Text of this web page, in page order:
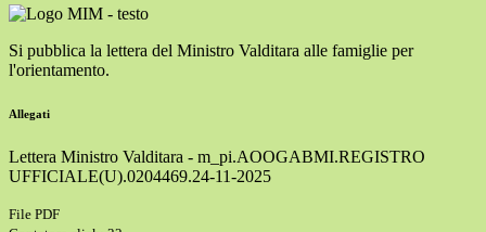
Si pubblica la lettera del Ministro Valditara alle famiglie per
l'orientamento.
Allegati
Lettera Ministro Valditara - m_pi.AOOGABMI.REGISTRO
UFFICIALE(U).0204469.24-11-2025
File PDF